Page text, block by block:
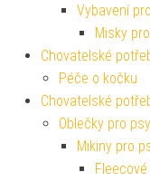
Vybavení
Misky
Chovatelské
Péče o kočku
Chovatelské
Oblečky pro psy
Mikiny pro